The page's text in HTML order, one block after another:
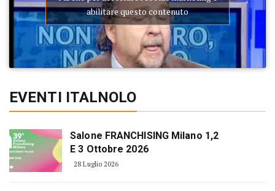
abilitare questo contenuto
EVENTI ITALNOLO
Salone FRANCHISING Milano 1,2
E 3 Ottobre 2026
28 Luglio 2026